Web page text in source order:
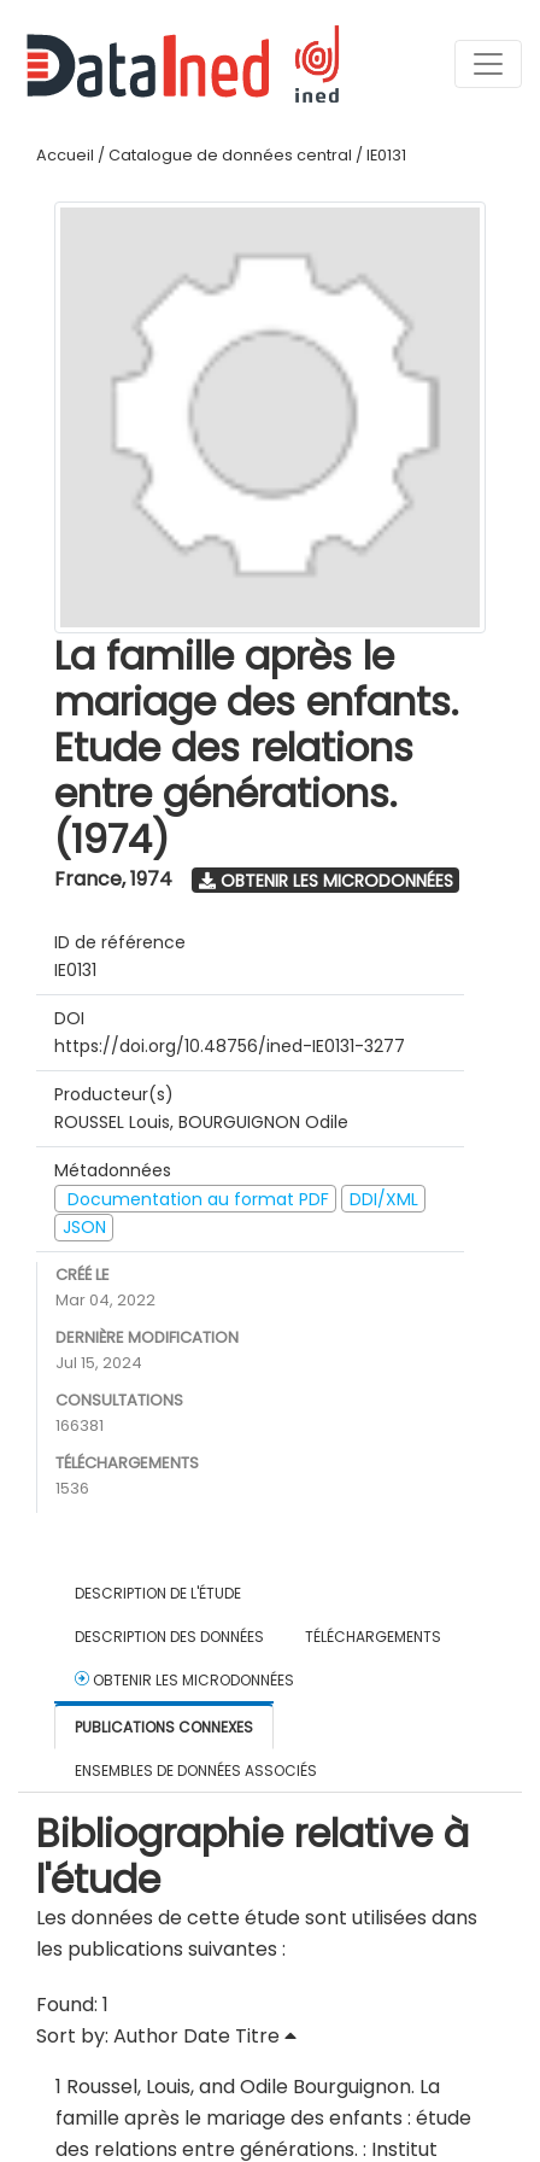
Accueil / Catalogue de données central / IE0131
La famille après le
mariage des enfants.
Etude des relations
entre générations.
(1974)
France,1974 OBTENIR LES MICRODONNÉES
ID de référence
IE0131
DOI
https://doi.org/10.48756/ined-IE0131-3277
Producteur(s)
ROUSSEL Louis, BOURGUIGNON Odile
Métadonnées
Documentation au format PDF
DDI/XML
JSON
CRÉÉ LE
Mar 04, 2022
DERNIÈRE MODIFICATION
Jul 15, 2024
CONSULTATIONS
166381
TÉLÉCHARGEMENTS
1536
DESCRIPTION DE L'ÉTUDE
DESCRIPTION DES DONNÉES TÉLÉCHARGEMENTS
OBTENIR LES MICRODONNÉES
PUBLICATIONS CONNEXES
ENSEMBLES DE DONNÉES ASSOCIÉS
Bibliographie relative à
l'étude
Les données de cette étude sont utilisées dans
les publications suivantes :
Found: 1
Sort by: Author Date Titre
1 Roussel, Louis, and Odile Bourguignon. La
famille après le mariage des enfants : étude
des relations entre générations. : Institut